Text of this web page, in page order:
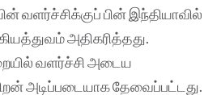
வளர்ச்சிக்குப் பின் இந்தியாவில்
அதிகரித்தது.
வளர்ச்சி அடைய
அடிப்படையாக தேவைப்பட்டது.